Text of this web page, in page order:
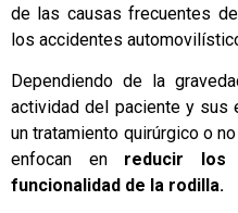
de las causas frecuentes
los accidentes
Dependiendo de la
actividad del paciente y sus
un tratamiento quirúrgico o
enfocan en reducir los
funcionalidad de la rodilla.